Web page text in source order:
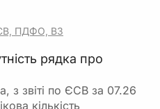
ПДФО, ВЗ
рядка про
з звіті по ЄСВ за 07.26
кількість